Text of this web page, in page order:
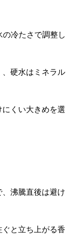
の冷たさで調整し
硬水はミネラル
くい大きめを選
沸騰直後は避け
と立ち上がる香